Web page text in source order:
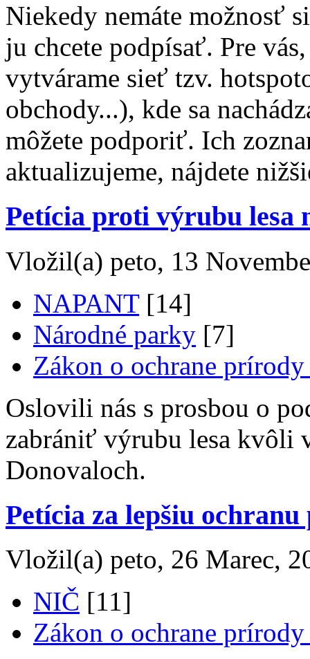
Niekedy nemáte možnosť
ju chcete podpísať. Pre
vytvárame sieť tzv.
obchody...), kde sa
môžete podporiť. Ich
aktualizujeme, nájdete
Petícia proti výrubu lesa
Vložil(a) peto, 13
NAPANT [14]
Národné parky [7]
Zákon o ochrane
Oslovili nás s prosbou o
zabrániť výrubu lesa kvôli
Donovaloch.
Petícia za lepšiu
Vložil(a) peto, 26 Marec,
NIČ [11]
Zákon o ochrane